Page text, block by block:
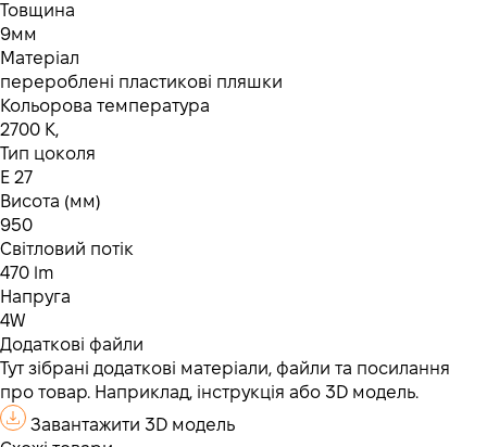
Товщина
9мм
Матеріал
перероблені пластикові пляшки
Кольорова температура
2700 K,
Тип цоколя
E 27
Висота (мм)
950
Світловий потік
470 lm
Напруга
4W
Додаткові файли
Тут зібрані додаткові матеріали, файли та посилання
про товар. Наприклад, інструкція або 3D модель.
Завантажити 3D модель